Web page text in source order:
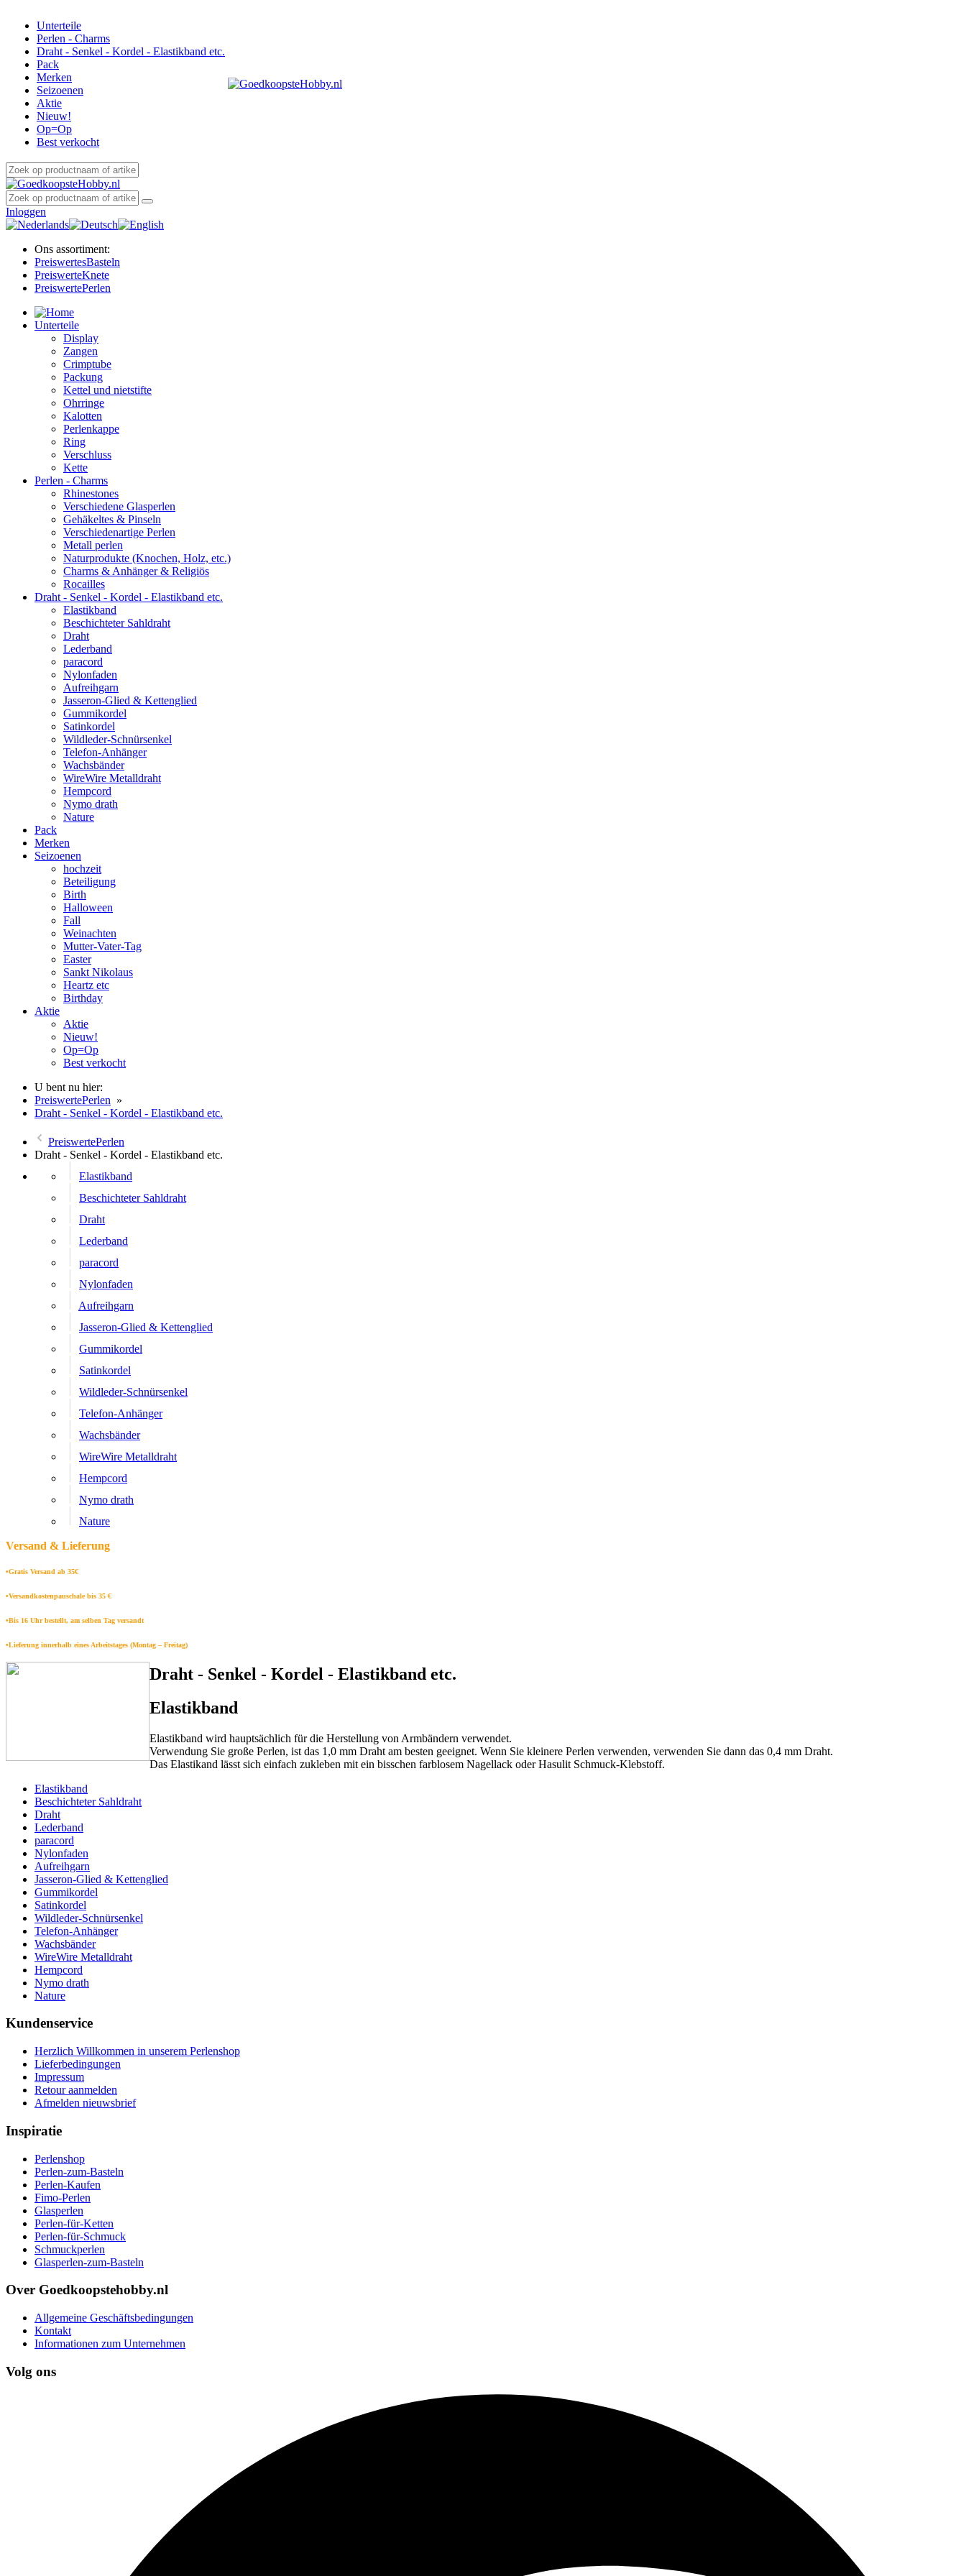
Unterteile
Perlen - Charms
Draht - Senkel - Kordel - Elastikband etc.
Pack
Merken
Seizoenen
Aktie
Nieuw!
Op=Op
Best verkocht
Inloggen
Ons assortiment:
PreiswertesBasteln
PreiswerteKnete
PreiswertePerlen
Unterteile
Display
Zangen
Crimptube
Packung
Kettel und nietstifte
Ohrringe
Kalotten
Perlenkappe
Ring
Verschluss
Kette
Perlen - Charms
Rhinestones
Verschiedene Glasperlen
Gehäkeltes & Pinseln
Verschiedenartige Perlen
Metall perlen
Naturprodukte (Knochen, Holz, etc.)
Charms & Anhänger & Religiös
Rocailles
Draht - Senkel - Kordel - Elastikband etc.
Elastikband
Beschichteter Sahldraht
Draht
Lederband
paracord
Nylonfaden
Aufreihgarn
Jasseron-Glied & Kettenglied
Gummikordel
Satinkordel
Wildleder-Schnürsenkel
Telefon-Anhänger
Wachsbänder
WireWire Metalldraht
Hempcord
Nymo drath
Nature
Pack
Merken
Seizoenen
hochzeit
Beteiligung
Birth
Halloween
Fall
Weinachten
Mutter-Vater-Tag
Easter
Sankt Nikolaus
Heartz etc
Birthday
Aktie
Aktie
Nieuw!
Op=Op
Best verkocht
U bent nu hier:
PreiswertePerlen »
Draht - Senkel - Kordel - Elastikband etc.
PreiswertePerlen
Draht - Senkel - Kordel - Elastikband etc.
Elastikband
Beschichteter Sahldraht
Draht
Lederband
paracord
Nylonfaden
Aufreihgarn
Jasseron-Glied & Kettenglied
Gummikordel
Satinkordel
Wildleder-Schnürsenkel
Telefon-Anhänger
Wachsbänder
WireWire Metalldraht
Hempcord
Nymo drath
Nature
Versand & Lieferung
•Gratis Versand ab 35€
•Versandkostenpauschale bis 35 €
•Bis 16 Uhr bestellt, am selben Tag versandt
•Lieferung innerhalb eines Arbeitstages (Montag – Freitag)
Draht - Senkel - Kordel - Elastikband etc.
Elastikband
Elastikband wird hauptsächlich für die Herstellung von Armbändern verwendet.
Verwendung Sie große Perlen, ist das 1,0 mm Draht am besten geeignet. Wenn Sie kleinere Perlen verwenden, verwenden Sie dann das 0,4 mm Draht.
Das Elastikand lässt sich einfach zukleben mit ein bisschen farblosem Nagellack oder Hasulit Schmuck-Klebstoff.
Elastikband
Beschichteter Sahldraht
Draht
Lederband
paracord
Nylonfaden
Aufreihgarn
Jasseron-Glied & Kettenglied
Gummikordel
Satinkordel
Wildleder-Schnürsenkel
Telefon-Anhänger
Wachsbänder
WireWire Metalldraht
Hempcord
Nymo drath
Nature
Kundenservice
Herzlich Willkommen in unserem Perlenshop
Lieferbedingungen
Impressum
Retour aanmelden
Afmelden nieuwsbrief
Inspiratie
Perlenshop
Perlen-zum-Basteln
Perlen-Kaufen
Fimo-Perlen
Glasperlen
Perlen-für-Ketten
Perlen-für-Schmuck
Schmuckperlen
Glasperlen-zum-Basteln
Over Goedkoopstehobby.nl
Allgemeine Geschäftsbedingungen
Kontakt
Informationen zum Unternehmen
Volg ons